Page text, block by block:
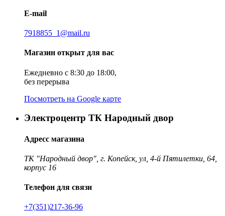
E-mail
7918855_1@mail.ru
Магазин открыт для вас
Ежедневно с 8:30 до 18:00,
без перерыва
Посмотреть на Google карте
Электроцентр ТК Народный двор
Адресс магазина
ТК "Народный двор", г. Копейск, ул, 4-й Пятилетки, 64,
корпус 16
Телефон для связи
+7(351)217-36-96